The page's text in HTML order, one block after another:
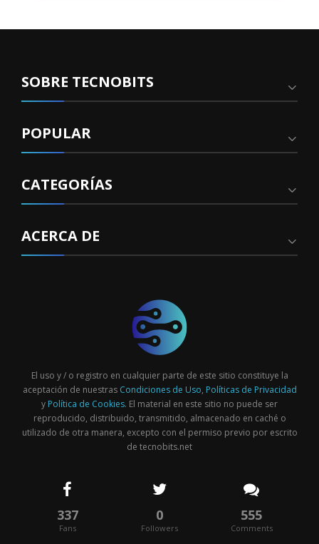
SOBRE TECNOBITS
POPULAR
CATEGORÍAS
ACERCA DE
El uso y / o registro en cualquier parte de este sitio constituye la
aceptación de nuestras Condiciones de Uso, Políticas de Privacidad
y Política de Cookies. El material en este sitio no puede ser
reproducido, distribuido, transmitido, almacenado en caché o
utilizado de otra manera, excepto con el permiso previo por escrito
de tecnobits.net
337
Fans
0
Followers
555
Comments